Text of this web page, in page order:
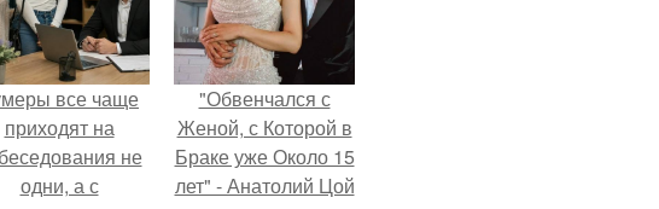
все чаще
приходят на
не
одни, а с
"Обвенчался с
Женой, с Которой в
Браке уже Около 15
лет" - Анатолий Цой